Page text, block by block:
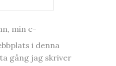
min e-
i denna
gång jag skriver